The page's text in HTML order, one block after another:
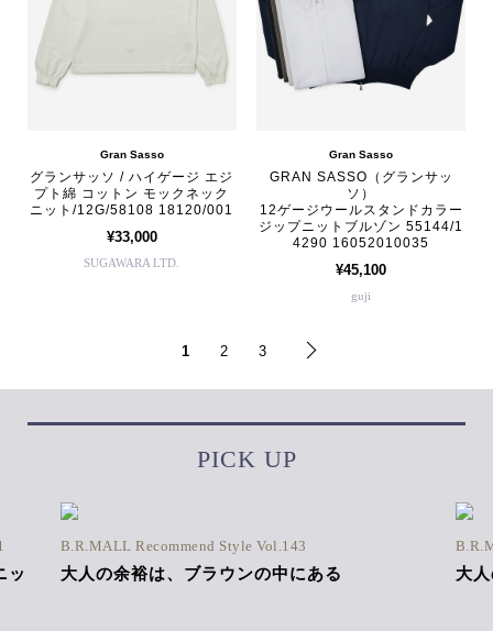
Gran Sasso
グランサッソ / ハイゲージ エジ
プト綿 コットン モックネック
ニット/12G/58108 18120/001
¥33,000
SUGAWARA LTD.
Gran Sasso
GRAN SASSO（グランサッ
ソ）
12ゲージウールスタンドカラー
ジップニットブルゾン 55144/1
4290 16052010035
¥45,100
guji
1 2 3
PICK UP
ッ
B.R.MALL Recommend Style Vol.143
大人の余裕は、ブラウンの中にある 大